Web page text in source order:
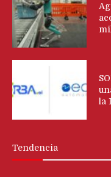
la
Tendencia